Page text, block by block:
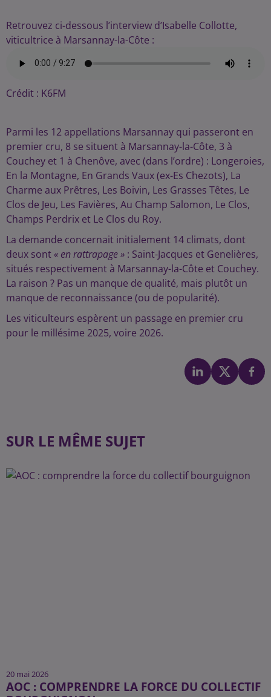
Retrouvez ci-dessous l’interview d’Isabelle Collotte,
viticultrice à Marsannay-la-Côte :
Crédit : K6FM
Parmi les 12 appellations Marsannay qui passeront en
premier cru, 8 se situent à Marsannay-la-Côte, 3 à
Couchey et 1 à Chenôve, avec (dans l’ordre) : Longeroies,
En la Montagne, En Grands Vaux (ex-Es Chezots), La
Charme aux Prêtres, Les Boivin, Les Grasses Têtes, Le
Clos de Jeu, Les Favières, Au Champ Salomon, Le Clos,
Champs Perdrix et Le Clos du Roy.
La demande concernait initialement 14 climats, dont
deux sont« en rattrapage » : Saint-Jacques et Genelières,
situés respectivement à Marsannay-la-Côte et Couchey.
La raison ? Pas un manque de qualité, mais plutôt un
manque de reconnaissance (ou de popularité).
Les viticulteurs espèrent un passage en premier cru
pour le millésime 2025, voire 2026.
SUR LE MÊME SUJET
20 mai 2026
AOC : COMPRENDRE LA FORCE DU COLLECTIF